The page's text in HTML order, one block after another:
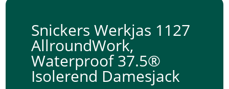
Snickers Werkjas 1127
AllroundWork,
Waterproof 37.5®
Isolerend Damesjack